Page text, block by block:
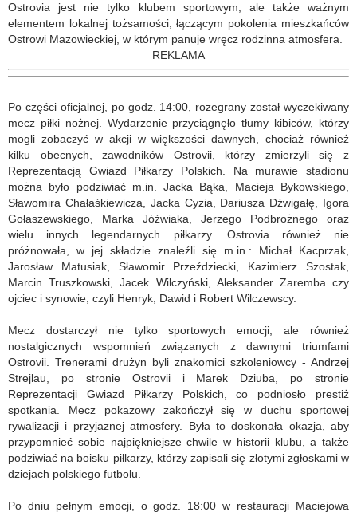
Ostrovia jest nie tylko klubem sportowym, ale także ważnym
elementem lokalnej tożsamości, łączącym pokolenia mieszkańców
Ostrowi Mazowieckiej, w którym panuje wręcz rodzinna atmosfera.
REKLAMA
Po części oficjalnej, po godz. 14:00, rozegrany został wyczekiwany
mecz piłki nożnej. Wydarzenie przyciągnęło tłumy kibiców, którzy
mogli zobaczyć w akcji w większości dawnych, chociaż również
kilku obecnych, zawodników Ostrovii, którzy zmierzyli się z
Reprezentacją Gwiazd Piłkarzy Polskich. Na murawie stadionu
można było podziwiać m.in. Jacka Bąka, Macieja Bykowskiego,
Sławomira Chałaśkiewicza, Jacka Cyzia, Dariusza Dźwigałę, Igora
Gołaszewskiego, Marka Jóźwiaka, Jerzego Podbrożnego oraz
wielu innych legendarnych piłkarzy. Ostrovia również nie
próżnowała, w jej składzie znaleźli się m.in.: Michał Kacprzak,
Jarosław Matusiak, Sławomir Przeździecki, Kazimierz Szostak,
Marcin Truszkowski, Jacek Wilczyński, Aleksander Zaremba czy
ojciec i synowie, czyli Henryk, Dawid i Robert Wilczewscy.
Mecz dostarczył nie tylko sportowych emocji, ale również
nostalgicznych wspomnień związanych z dawnymi triumfami
Ostrovii. Trenerami drużyn byli znakomici szkoleniowcy - Andrzej
Strejlau, po stronie Ostrovii i Marek Dziuba, po stronie
Reprezentacji Gwiazd Piłkarzy Polskich, co podniosło prestiż
spotkania. Mecz pokazowy zakończył się w duchu sportowej
rywalizacji i przyjaznej atmosfery. Była to doskonała okazja, aby
przypomnieć sobie najpiękniejsze chwile w historii klubu, a także
podziwiać na boisku piłkarzy, którzy zapisali się złotymi zgłoskami w
dziejach polskiego futbolu.
Po dniu pełnym emocji, o godz. 18:00 w restauracji Maciejowa